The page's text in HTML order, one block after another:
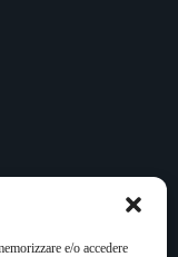
e/o accedere